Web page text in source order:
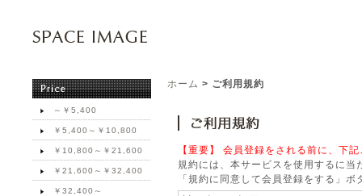
～￥5,400
￥5,400～￥10,800
￥10,800～￥21,600
￥21,600～￥32,400
￥32,400～
ホーム > ご利用規約
【重要】 会員登録をされる前に、下
規約には、本サービスを使用するに
「規約に同意して会員登録をする」